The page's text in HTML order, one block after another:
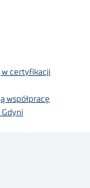
w certyfikacji
współpracę